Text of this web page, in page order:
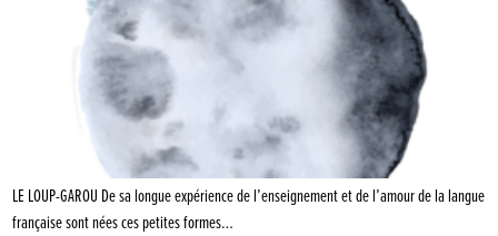
LE LOUP-GAROU De sa longue expérience de l’enseignement et de l’amour de la langue
française sont nées ces petites formes…